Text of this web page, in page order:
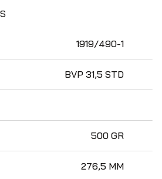
1919/490-1
BVP 31,5 STD
500 GR
276,5 MM